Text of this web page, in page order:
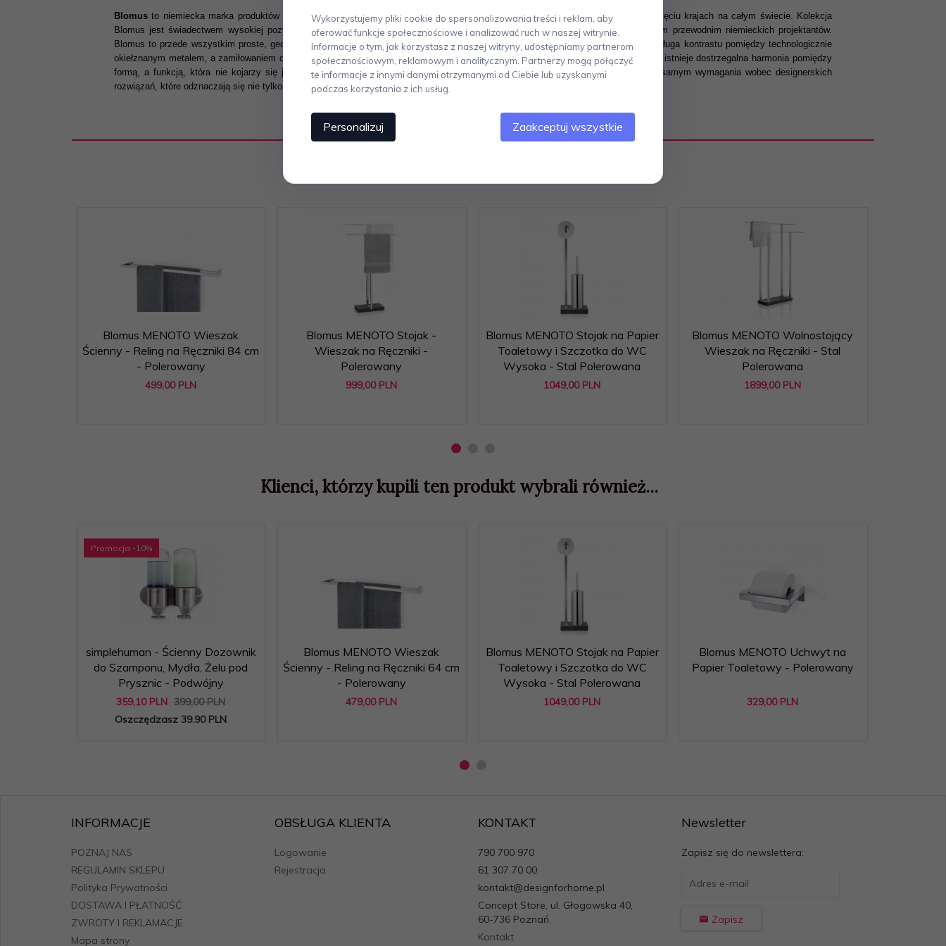
Blomus to niemiecka marka produktów wyposażenia wnętrz projektowanych przez sks designe. Jest ona dziś znana w kilkudziesięciu krajach na całym świecie. Kolekcja
Blomus jest świadectwem wysokiej pozycji bauhausowskich trendów. Tworzenie według zasady "forms follow function" jest nurtem przewodnim niemieckich projektantów.
Blomus to przede wszystkim proste, geometryczne figury, brak zdobień i ornamentów. Dekoracyjność produktów to niewątpliwa zasługa kontrastu pomiędzy technologicznie
okiełznanym metalem, a zamiłowaniem do prostoty formy z jednoczesnym podkreśleniem ich praktyczności. W przypadku Blomusa istnieje dostrzegalna harmonia pomiędzy
formą, a funkcją, która nie kojarzy się jednak ze stylistycznym chłodem. Hasło „Living Function” wyznacza cel, określając tym samym wymagania wobec designerskich
rozwiązań, które odznaczają się nie tylko ciekawą formą, ale też profesjonalnym wykonaniem i wykończeniem.
Blomus MENOTO Wieszak
Ścienny - Reling na Ręczniki 84 cm
- Polerowany
499,00 PLN
Blomus MENOTO Stojak -
Wieszak na Ręczniki -
Polerowany
999,00 PLN
Blomus MENOTO Stojak na Papier
Toaletowy i Szczotka do WC
Wysoka - Stal Polerowana
1049,00 PLN
Blomus MENOTO Wolnostojący
Wieszak na Ręczniki - Stal
Polerowana
1899,00 PLN
Klienci, którzy kupili ten produkt wybrali również...
Promocja -10%
simplehuman - Ścienny Dozownik
do Szamponu, Mydła, Żelu pod
Prysznic - Podwójny
359,10 PLN 399,00 PLN
Oszczędzasz 39.90 PLN
Blomus MENOTO Wieszak
Ścienny - Reling na Ręczniki 64 cm
- Polerowany
479,00 PLN
Blomus MENOTO Stojak na Papier
Toaletowy i Szczotka do WC
Wysoka - Stal Polerowana
1049,00 PLN
Blomus MENOTO Uchwyt na
Papier Toaletowy - Polerowany
329,00 PLN
INFORMACJE
POZNAJ NAS
REGULAMIN SKLEPU
Polityka Prywatności
DOSTAWA I PŁATNOŚĆ
ZWROTY I REKLAMACJE
Mapa strony
OBSŁUGA KLIENTA
Logowanie
Rejestracja
KONTAKT
790 700 970
61 307 70 00
kontakt@designforhome.pl
Concept Store, ul. Głogowska 40,
60-736 Poznań
Kontakt
Newsletter
Zapisz się do newslettera:
Zapisz
Wykorzystujemy pliki cookie do spersonalizowania treści i reklam, aby
oferować funkcje społecznościowe i analizować ruch w naszej witrynie.
Informacje o tym, jak korzystasz z naszej witryny, udostępniamy partnerom
społecznościowym, reklamowym i analitycznym. Partnerzy mogą połączyć
te informacje z innymi danymi otrzymanymi od Ciebie lub uzyskanymi
podczas korzystania z ich usług.
Personalizuj Zaakceptuj wszystkie